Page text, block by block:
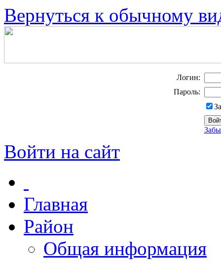
Вернуться к обычному
Логин:
Пароль:
Войти на сайт
Главная
Район
Общая информация